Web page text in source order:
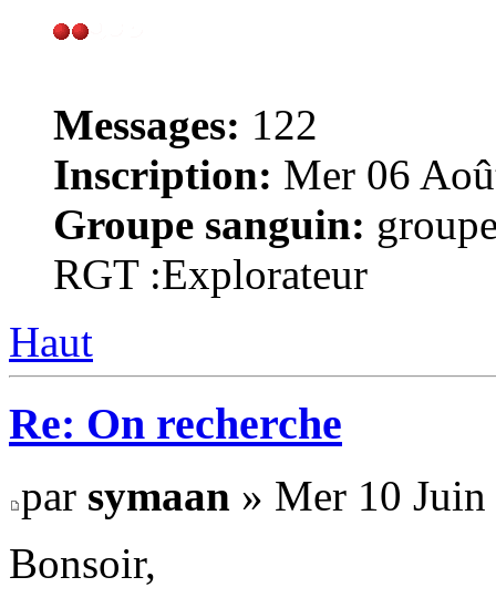
Messages: 122
Inscription: Mer 06
Groupe sanguin:
RGT :Explorateur
Haut
Re: On recherche
par symaan » Mer 10
Bonsoir,